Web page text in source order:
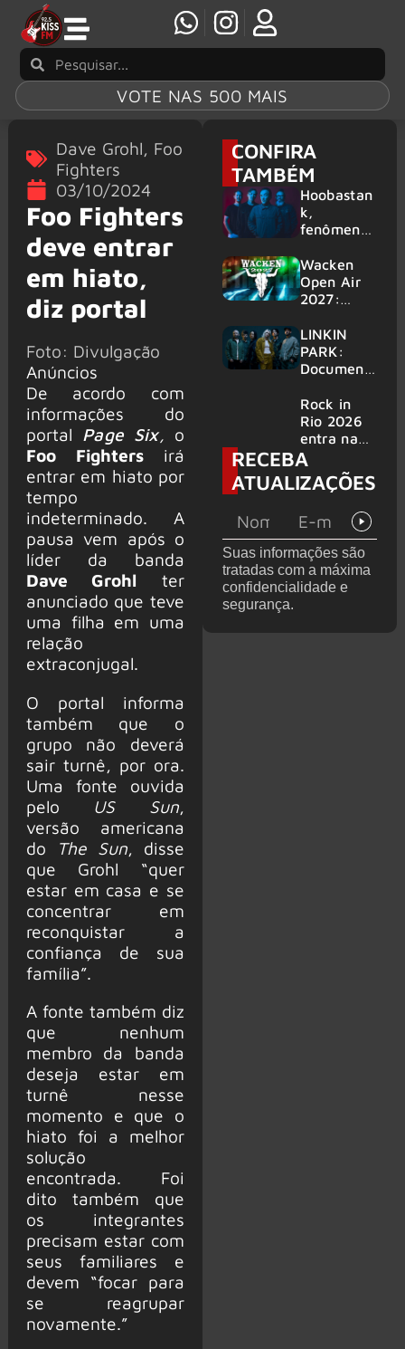
VOTE NAS 500 MAIS
Dave Grohl, Foo
Fighters
03/10/2024
Foo Fighters
deve entrar
em hiato,
diz portal
Foto: Divulgação
Anúncios
De acordo com
informações do
portal Page Six, o
Foo Fighters irá
entrar em hiato por
tempo
indeterminado. A
pausa vem após o
líder da banda
Dave Grohl ter
anunciado que teve
uma filha em uma
relação
extraconjugal.
O portal informa
também que o
grupo não deverá
sair turnê, por ora.
Uma fonte ouvida
pelo US Sun
versão americana
do The Sun, disse
que Grohl “quer
estar em casa e se
concentrar em
reconquistar a
confiança de sua
família”.
A fonte também diz
que nenhum
membro da banda
deseja estar em
turnê nesse
momento e que o
hiato foi a melhor
solução
encontrada. Foi
dito também que
os integrantes
precisam estar com
seus familiares e
devem “focar para
se reagrupar
novamente.”
CONFIRA
TAMBÉM
Hoobastan
k,
fenômeno
rock anos
2000,
volta ao
6 shows
Wacken
Open Air
2027:
amplia
line-up e
já
mais de 50
bandas
LINKIN
PARK:
Document
‘Unshatter’
e álbum ao
vivo são
anunciados
Rock in
Rio 2026
entra na
reta final
com
Cidade do
montagem
acelerada
e line-up
completo
confirmad
RECEBA
ATUALIZAÇÕES
Suas informações são
tratadas com a máxima
confidencialidade e
segurança.